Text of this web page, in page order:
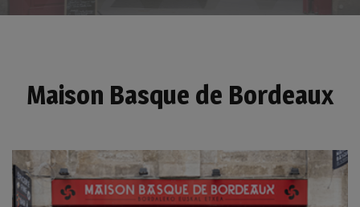
Maison Basque de Bordeaux